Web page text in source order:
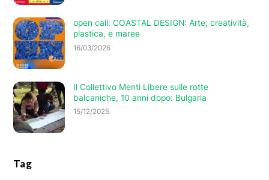
open call: COASTAL DESIGN: Arte, creatività,
plastica, e maree
16/03/2026
Il Collettivo Menti Libere sulle rotte
balcaniche, 10 anni dopo: Bulgaria
15/12/2025
Tag